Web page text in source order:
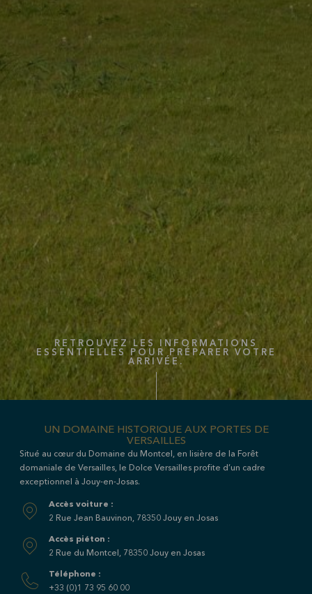
RETROUVEZ LES INFORMATIONS
ESSENTIELLES POUR PRÉPARER VOTRE
ARRIVÉE.
UN DOMAINE HISTORIQUE AUX PORTES DE
VERSAILLES
Situé au cœur du Domaine du Montcel, en lisière de la Forêt
domaniale de Versailles, le Dolce Versaillesprofite d’un cadre
exceptionnel à Jouy-en-Josas.
Accès voiture :
2 Rue Jean Bauvinon, 78350 Jouy en Josas
Accès piéton :
2 Rue du Montcel, 78350 Jouy en Josas
Téléphone :
+33 (0)1 73 95 60 00